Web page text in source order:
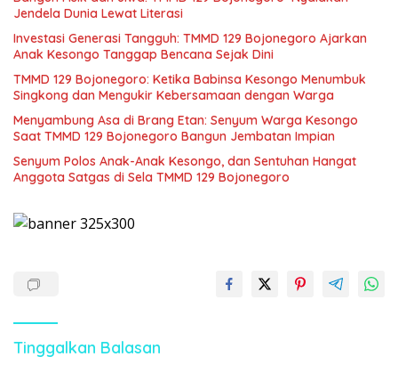
Jendela Dunia Lewat Literasi
Investasi Generasi Tangguh: TMMD 129 Bojonegoro Ajarkan
Anak Kesongo Tanggap Bencana Sejak Dini
TMMD 129 Bojonegoro: Ketika Babinsa Kesongo Menumbuk
Singkong dan Mengukir Kebersamaan dengan Warga
Menyambung Asa di Brang Etan: Senyum Warga Kesongo
Saat TMMD 129 Bojonegoro Bangun Jembatan Impian
Senyum Polos Anak-Anak Kesongo, dan Sentuhan Hangat
Anggota Satgas di Sela TMMD 129 Bojonegoro
Tinggalkan Balasan